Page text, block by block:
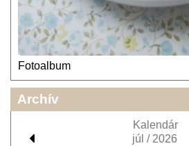
Fotoalbum
Archív
Kalendár
júl / 2026